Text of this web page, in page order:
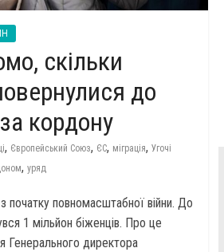
скільки
до
кордону
, Європейський Союз, ЄС, міграція, Угочі
, уряд
початку повномасштабної війни. До
1 мільйон біженців. Про це
Генерального директора